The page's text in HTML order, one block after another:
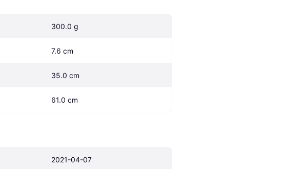
300.0 g
7.6 cm
35.0 cm
61.0 cm
2021-04-07